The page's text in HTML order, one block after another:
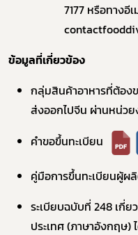
7177 หรือทางอี
ข้อมูลที่เกี่ยวข้อง
กลุ่มสินค้าอาหารที่ต้อง
ส่งออกไปจีน ผ่านหน่วย
คำขอขึ้นทะเบียน
คู่มือการขึ้นทะเบียนผู้ผ
ระเบียบฉบับที่ 248 เกี่
ประเทศ (ภาษาอังกฤษ)